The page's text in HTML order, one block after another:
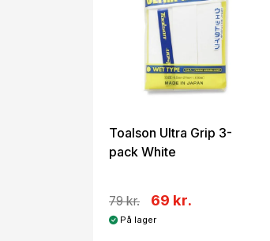
Toalson Ultra Grip 3-
pack White
79 kr. 69 kr.
På lager